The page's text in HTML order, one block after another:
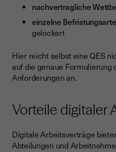
nachvertragliche
einzelne
gelockert
Hier reicht selbst eine QES
auf die genaue Formulierung
Anforderungen an.
Vorteile digitaler
Digitale Arbeitsverträge
Abteilungen und